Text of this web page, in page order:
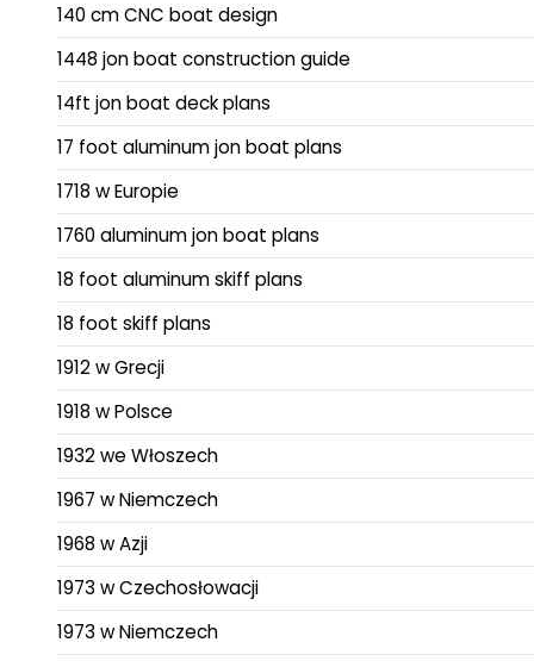
140 cm CNC boat design
1448 jon boat construction guide
14ft jon boat deck plans
17 foot aluminum jon boat plans
1718 w Europie
1760 aluminum jon boat plans
18 foot aluminum skiff plans
18 foot skiff plans
1912 w Grecji
1918 w Polsce
1932 we Włoszech
1967 w Niemczech
1968 w Azji
1973 w Czechosłowacji
1973 w Niemczech